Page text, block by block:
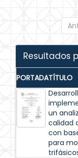
Resultados
PORTADATÍTULO
un
calidad
con
para